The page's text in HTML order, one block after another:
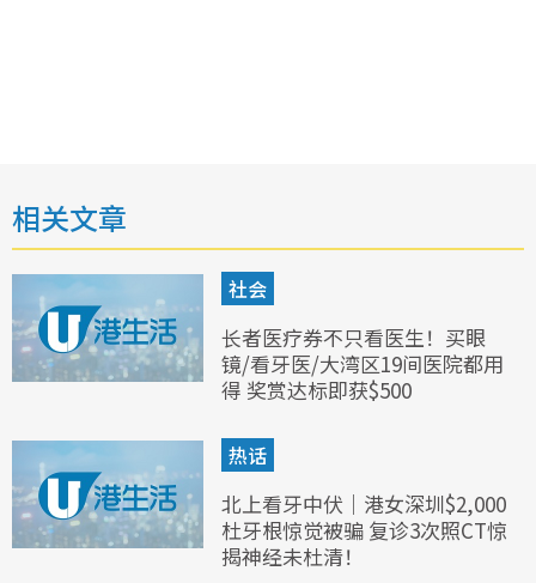
相关文章
社会
长者医疗券不只看医生！买眼
镜/看牙医/大湾区19间医院都用
得 奖赏达标即获$500
热话
北上看牙中伏｜港女深圳$2,000
杜牙根惊觉被骗 复诊3次照CT惊
揭神经未杜清！